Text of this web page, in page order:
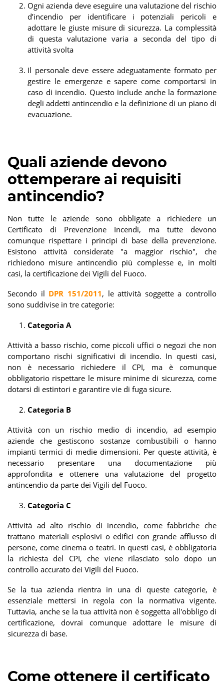
Ogni azienda deve eseguire una valutazione del rischio
d’incendio per identificare i potenziali pericoli e
adottare le giuste misure di sicurezza. La complessità
di questa valutazione varia a seconda del tipo di
attività svolta
Il personale deve essere adeguatamente formato per
gestire le emergenze e sapere come comportarsi in
caso di incendio. Questo include anche la formazione
degli addetti antincendio e la definizione di un piano di
evacuazione.
Quali aziende devono
ottemperare ai requisiti
antincendio?
Non tutte le aziende sono obbligate a richiedere un
Certificato di Prevenzione Incendi, ma tutte devono
comunque rispettare i principi di base della prevenzione.
Esistono attività considerate "a maggior rischio", che
richiedono misure antincendio più complesse e, in molti
casi, la certificazione dei Vigili del Fuoco.
Secondo il DPR 151/2011, le attività soggette a controllo
sono suddivise in tre categorie:
Categoria A
Attività a basso rischio, come piccoli uffici o negozi che non
comportano rischi significativi di incendio. In questi casi,
non è necessario richiedere il CPI, ma è comunque
obbligatorio rispettare le misure minime di sicurezza, come
dotarsi di estintori e garantire vie di fuga sicure.
Categoria B
Attività con un rischio medio di incendio, ad esempio
aziende che gestiscono sostanze combustibili o hanno
impianti termici di medie dimensioni. Per queste attività, è
necessario presentare una documentazione più
approfondita e ottenere una valutazione del progetto
antincendio da parte dei Vigili del Fuoco.
Categoria C
Attività ad alto rischio di incendio, come fabbriche che
trattano materiali esplosivi o edifici con grande afflusso di
persone, come cinema o teatri. In questi casi, è obbligatoria
la richiesta del CPI, che viene rilasciato solo dopo un
controllo accurato dei Vigili del Fuoco.
Se la tua azienda rientra in una di queste categorie, è
essenziale mettersi in regola con la normativa vigente.
Tuttavia, anche se la tua attività non è soggetta all'obbligo di
certificazione, dovrai comunque adottare le misure di
sicurezza di base.
Come ottenere il certificato